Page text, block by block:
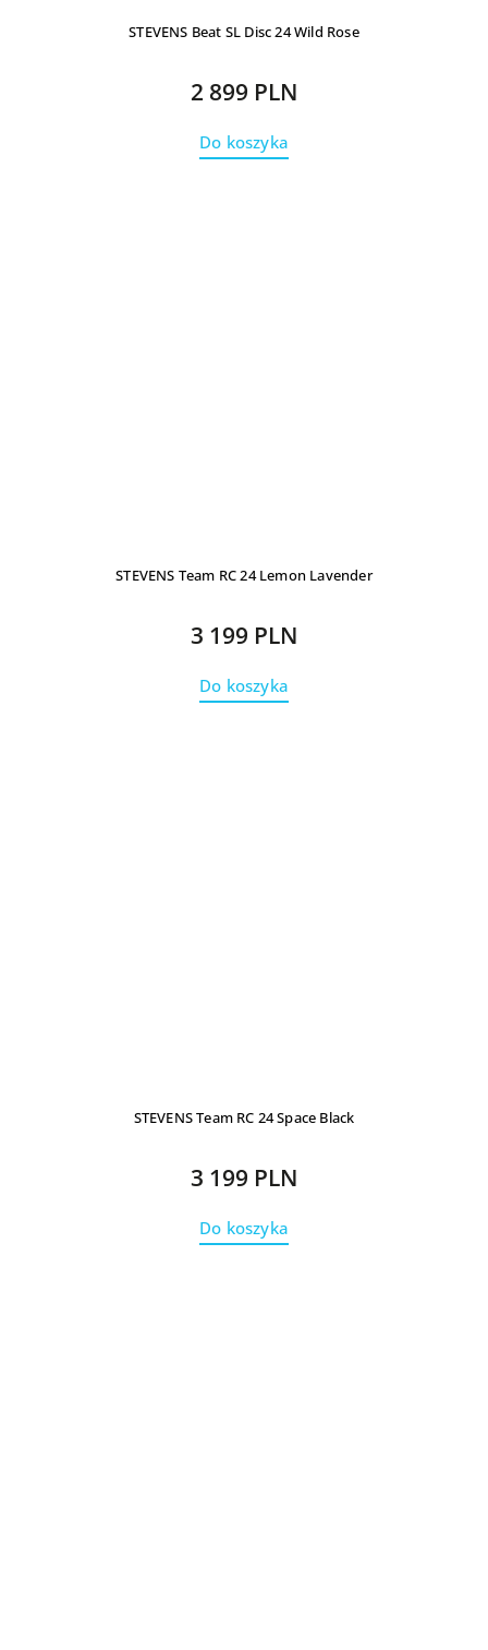
STEVENS Beat SL Disc 24 Wild Rose
2 899 PLN
Do koszyka
STEVENS Team RC 24 Lemon Lavender
3 199 PLN
Do koszyka
STEVENS Team RC 24 Space Black
3 199 PLN
Do koszyka